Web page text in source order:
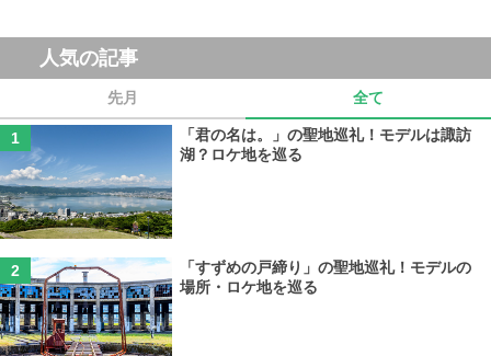
人気の記事
先月 全て
「君の名は。」の聖地巡礼！モデルは諏訪
湖？ロケ地を巡る
「すずめの戸締り」の聖地巡礼！モデルの
場所・ロケ地を巡る